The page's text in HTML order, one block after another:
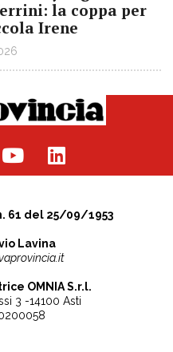
la coppa per
Irene
61 del 25/09/1953
Lavina
OMNIA S.r.l.
3 -14100 Asti